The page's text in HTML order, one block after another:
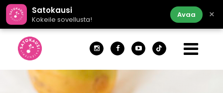
Satokausi
Kokeile sovellusta!
Avaa ×